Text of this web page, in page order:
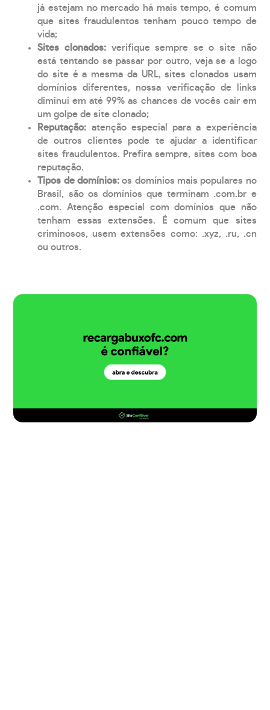
já estejam no mercado há mais tempo, é comum
que sites fraudulentos tenham pouco tempo de
vida;
Sites clonados: verifique sempre se o site não
está tentando se passar por outro, veja se a logo
do site é a mesma da URL, sites clonados usam
domínios diferentes, nossa verificação de links
diminui em até 99% as chances de vocês cair em
um golpe de site clonado;
Reputação: atenção especial para a experiência
de outros clientes pode te ajudar a identificar
sites fraudulentos. Prefira sempre, sites com boa
reputação.
Tipos de domínios:os domínios mais populares no
Brasil, são os domínios que terminam .com.br e
.com. Atenção especial com domínios que não
tenham essas extensões. É comum que sites
criminosos, usem extensões como: .xyz, .ru, .cn
ou outros.